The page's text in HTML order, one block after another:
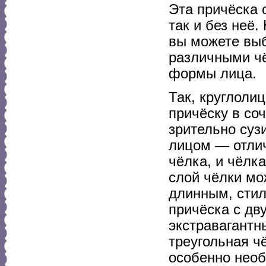
Эта причёска
так и без
вы можете
различными
формы лица.
Так,
причёску в
зрительно
лицом —
чёлка, и
слой чёлки
длинным,
причёска с
треугольная
особенно